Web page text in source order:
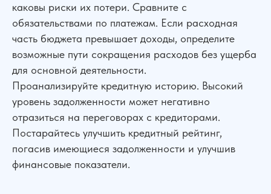
каковы риски их потери. Сравните с
обязательствами по платежам. Если расходная
часть бюджета превышает доходы, определите
возможные пути сокращения расходов без ущерба
для основной деятельности.
Проанализируйте кредитную историю. Высокий
уровень задолженности может негативно
отразиться на переговорах с кредиторами.
Постарайтесь улучшить кредитный рейтинг,
погасив имеющиеся задолженности и улучшив
финансовые показатели.